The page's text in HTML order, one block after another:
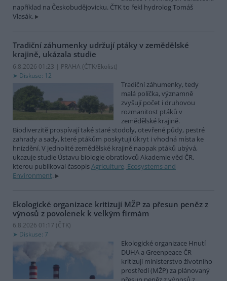
například na Českobudějovicku. ČTK to řekl hydrolog Tomáš
Vlasák.
Tradiční záhumenky udržují ptáky v zemědělské
krajině, ukázala studie
6.8.2026 01:23 | PRAHA (ČTK/Ekolist)
Diskuse: 12
Tradiční záhumenky, tedy
malá políčka, významně
zvyšují počet i druhovou
rozmanitost ptáků v
zemědělské krajině.
Biodiverzitě prospívají také staré stodoly, otevřené půdy, pestré
zahrady a sady, které ptákům poskytují úkryt i vhodná místa ke
hnízdění. V jednolité zemědělské krajině naopak ptáků ubývá,
ukazuje studie Ústavu biologie obratlovců Akademie věd ČR,
kterou publikoval časopisAgriculture, Ecosystems and
Environment.
Ekologické organizace kritizují MŽP za přesun peněz z
výnosů z povolenek k velkým firmám
6.8.2026 01:17 (ČTK)
Diskuse: 7
Ekologické organizace Hnutí
DUHA a Greenpeace ČR
kritizují ministerstvo životního
prostředí (MŽP) za plánovaný